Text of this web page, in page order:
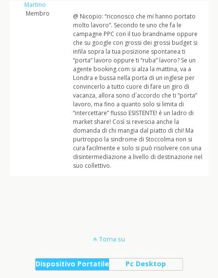
Martino
Membro
@ Nicopio: “riconosco che mi hanno portato
molto lavoro”. Secondo te uno che fa le
campagne PPC con il tuo brandname oppure
che su google con grossi dei grossi budget si
infila sopra la tua posizione spontanea ti
“porta” lavoro oppure ti “ruba” lavoro? Se un
agente booking.com si alza la mattina, va a
Londra e bussa nella porta di un inglese per
convincerlo a tutto cuore di fare un giro di
vacanza, allora sono d´accordo che ti “porta”
lavoro, ma fino a quanto solo si limita di
“intercettare” flusso ESISTENTE! é un ladro di
market share! Così si revescia anche la
domanda di chi mangia dal piatto di chi! Ma
purtroppo la sindrome di Stoccolma non si
cura facilmente e solo si può risolvere con una
disintermediazione a livello di destinazione nel
suo collettivo.
Torna su
Dispositivo Portatile Pc Desktop